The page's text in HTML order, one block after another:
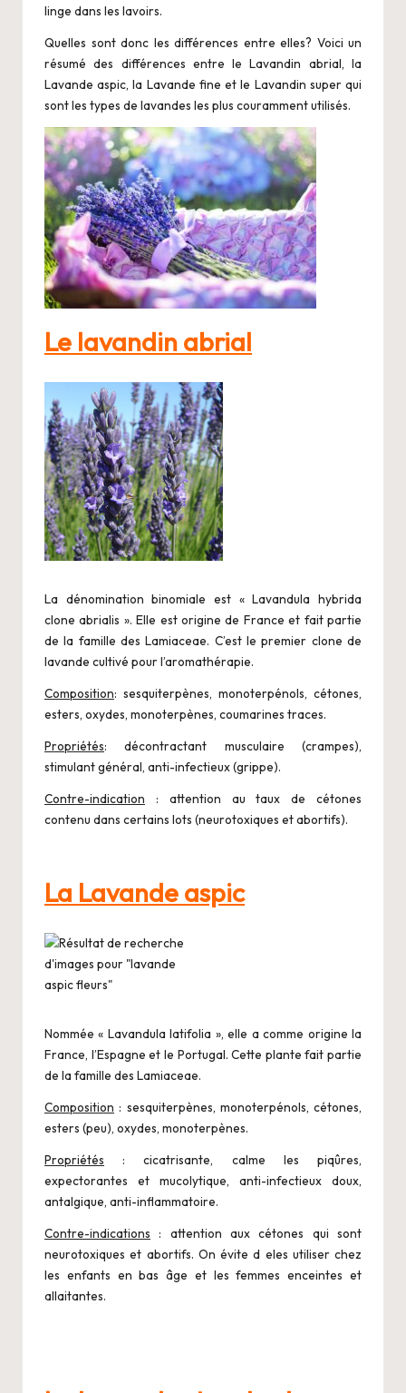
linge dans les lavoirs.
Quelles sont donc les différences entre elles? Voici un
résumé des différences entre le Lavandin abrial, la
Lavande aspic, la Lavande fine et le Lavandin super qui
sont les types de lavandes les plus couramment utilisés.
Le lavandin abrial
La dénomination binomiale est « Lavandula hybrida
clone abrialis ». Elle est origine de France et fait partie
de la famille des Lamiaceae. C’est le premier clone de
lavande cultivé pour l’aromathérapie.
Composition: sesquiterpènes, monoterpénols, cétones,
esters, oxydes, monoterpènes, coumarines traces.
Propriétés: décontractant musculaire (crampes),
stimulant général, anti-infectieux (grippe).
Contre-indication : attention au taux de cétones
contenu dans certains lots (neurotoxiques et abortifs).
La Lavande aspic
Nommée « Lavandula latifolia », elle a comme origine la
France, l’Espagne et le Portugal. Cette plante fait partie
de la famille des Lamiaceae.
Composition : sesquiterpènes, monoterpénols, cétones,
esters (peu), oxydes, monoterpènes.
Propriétés : cicatrisante, calme les piqûres,
expectorantes et mucolytique, anti-infectieux doux,
antalgique, anti-inflammatoire.
Contre-indications : attention aux cétones qui sont
neurotoxiques et abortifs. On évite d eles utiliser chez
les enfants en bas âge et les femmes enceintes et
allaitantes.